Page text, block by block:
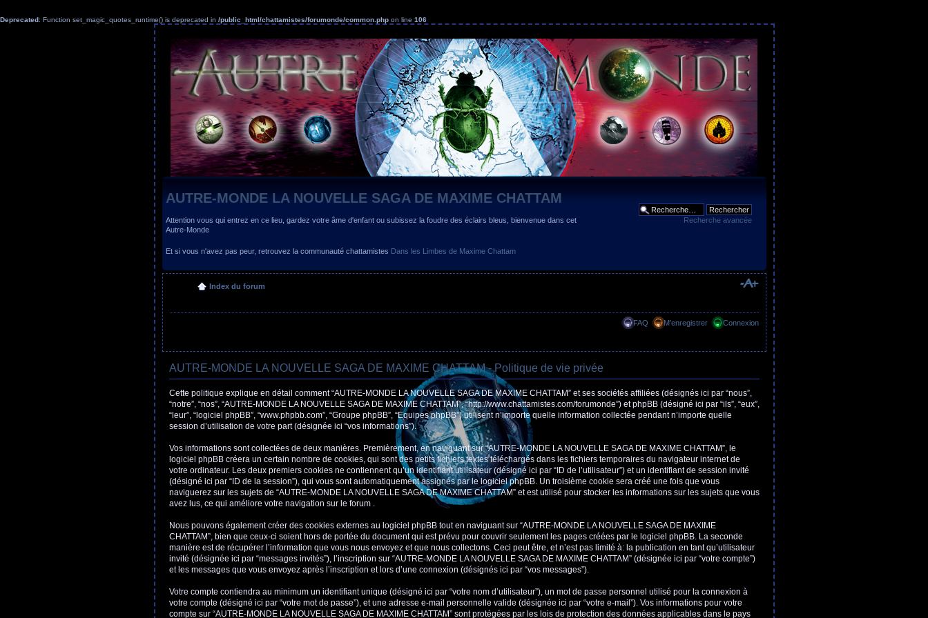
Deprecated: Function set_magic_quotes_runtime() is deprecated in /public_html/chattamistes/forumonde/common.php on line 106
AUTRE-MONDE LA NOUVELLE SAGA DE MAXIME CHATTAM
Attention vous qui entrez en ce lieu, gardez votre âme d'enfant ou subissez la foudre des éclairs bleus, bienvenue dans cet
Autre-Monde
Et si vous n'avez pas peur, retrouvez la communauté chattamistes Dans les Limbes de Maxime Chattam
Recherche avancée
Index du forum
FAQ M’enregistrer Connexion
AUTRE-MONDE LA NOUVELLE SAGA DE MAXIME CHATTAM - Politique de vie privée
Cette politique explique en détail comment “AUTRE-MONDE LA NOUVELLE SAGA DE MAXIME CHATTAM” et ses sociétés affiliées (désignés ici par “nous”,
“notre”, “nos”, “AUTRE-MONDE LA NOUVELLE SAGA DE MAXIME CHATTAM”, “http://www.chattamistes.com/forumonde”) et phpBB (désigné ici par “ils”, “eux”,
“leur”, “logiciel phpBB”, “www.phpbb.com”, “Groupe phpBB”, “Equipes phpBB”) utilisent n’importe quelle information collectée pendant n’importe quelle
session d’utilisation de votre part (désignée ici “vos informations”).
Vos informations sont collectées de deux manières. Premièrement, en naviguant sur “AUTRE-MONDE LA NOUVELLE SAGA DE MAXIME CHATTAM”, le
logiciel phpBB créera un certain nombre de cookies, qui sont des petits fichiers textes téléchargés dans les fichiers temporaires du navigateur internet de
votre ordinateur. Les deux premiers cookies ne contiennent qu’un identifiant utilisateur (désigné ici par “ID de l’utilisateur”) et un identifiant de session invité
(désigné ici par “ID de la session”), qui vous sont automatiquement assignés par le logiciel phpBB. Un troisième cookie sera créé une fois que vous
naviguerez sur les sujets de “AUTRE-MONDE LA NOUVELLE SAGA DE MAXIME CHATTAM” et est utilisé pour stocker les informations sur les sujets que vous
avez lus, ce qui améliore votre navigation sur le forum .
Nous pouvons également créer des cookies externes au logiciel phpBB tout en naviguant sur “AUTRE-MONDE LA NOUVELLE SAGA DE MAXIME
CHATTAM”, bien que ceux-ci soient hors de portée du document qui est prévu pour couvrir seulement les pages créées par le logiciel phpBB. La seconde
manière est de récupérer l’information que vous nous envoyez et que nous collectons. Ceci peut être, et n’est pas limité à: la publication en tant qu’utilisateur
invité (désignée ici par “messages invités”), l’inscription sur “AUTRE-MONDE LA NOUVELLE SAGA DE MAXIME CHATTAM” (désignée ici par “votre compte”)
et les messages que vous envoyez après l’inscription et lors d’une connexion (désignés ici par “vos messages”).
Votre compte contiendra au minimum un identifiant unique (désigné ici par “votre nom d’utilisateur”), un mot de passe personnel utilisé pour la connexion à
votre compte (désigné ici par “votre mot de passe”), et une adresse e-mail personnelle valide (désignée ici par “votre e-mail”). Vos informations pour votre
compte sur “AUTRE-MONDE LA NOUVELLE SAGA DE MAXIME CHATTAM” sont protégées par les lois de protection des données applicables dans le pays